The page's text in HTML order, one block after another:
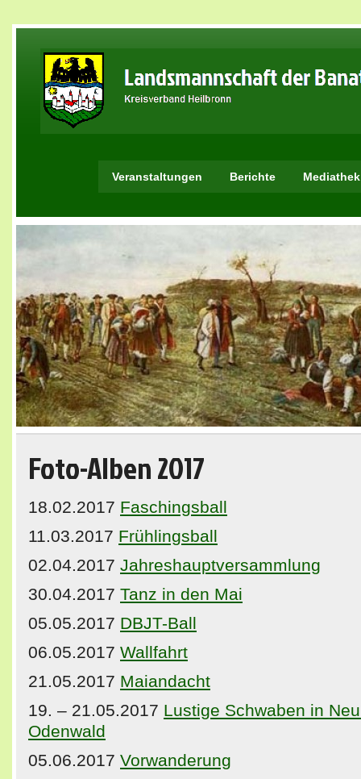
Veranstaltungen Berichte Mediathek
Foto-Alben 2017
18.02.2017 Faschingsball
11.03.2017 Frühlingsball
02.04.2017 Jahreshauptversammlung
30.04.2017 Tanz in den Mai
05.05.2017 DBJT-Ball
06.05.2017 Wallfahrt
21.05.2017 Maiandacht
19. – 21.05.2017 Lustige Schwaben in
Odenwald
05.06.2017 Vorwanderung